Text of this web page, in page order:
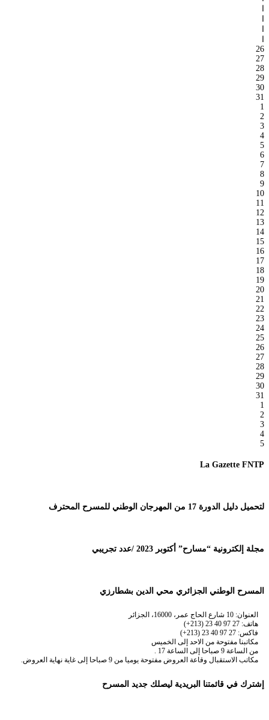
26
27
28
29
30
31
1
2
3
4
5
6
7
8
9
10
11
12
13
14
15
16
17
18
19
20
21
22
23
24
25
26
27
28
29
30
31
1
2
3
4
5
La Gazette FNTP
لتحميل دليل الدورة 17 من المهرجان الوطني للمسرح المحترف
مجلة إلكترونية “مسارح” أكتوبر 2023 /عدد تجريبي
المسرح الوطني الجزائري محي الدين بشطارزي
العنوان: 10 شارع الحاج عمر، 16000، الجزائر
هاتف: 27 97 40 23 (213+)
فاكس: 27 97 40 23 (213+)
مكاتبنا مفتوحة من الاحد إلى الخميس
من الساعة 9 صباحا إلى الساعة 17 .
مكاتب الاستقبال وقاعة العروض مفتوحة يوميا من 9 صباحا إلى غاية نهاية العروض.
إشترك في قائمتنا البريدية ليصلك جديد المسرح